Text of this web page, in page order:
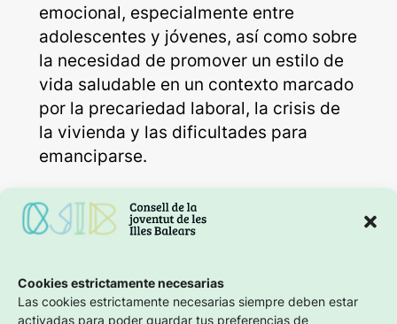
Cookies estrictamente necesarias
Las cookies estrictamente necesarias siempre deben estar
activadas para poder guardar tus preferencias de
emocional, especialmente entre
adolescentes y jóvenes, así como sobre
la necesidad de promover un estilo de
vida saludable en un contexto marcado
por la precariedad laboral, la crisis de
la vivienda y las dificultades para
emanciparse.
malestares que afectan a nuestra
eso, compartimos con el COMIB la
importancia de abordar la salud mental